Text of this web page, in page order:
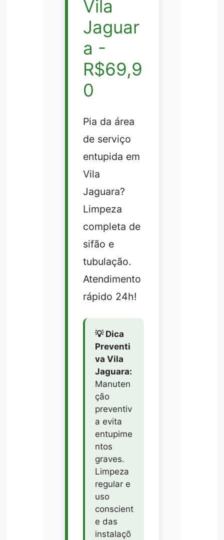
Vila
Jaguar
a -
R$69,9
0
Pia da área
de serviço
entupida em
Vila
Jaguara?
Limpeza
completa de
sifão e
tubulação.
Atendimento
rápido 24h!
💡 Dica
Preventi
va Vila
Jaguara:
Manuten
ção
preventiv
a evita
entupime
ntos
graves.
Limpeza
regular e
uso
conscient
e das
instalaçõ